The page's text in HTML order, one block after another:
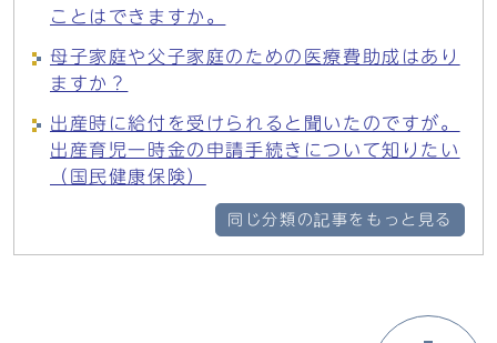
ことはできますか。
母子家庭や父子家庭のための医療費助成はあり
ますか？
出産時に給付を受けられると聞いたのですが。
出産育児一時金の申請手続きについて知りたい
（国民健康保険）
同じ分類の記事をもっと見る